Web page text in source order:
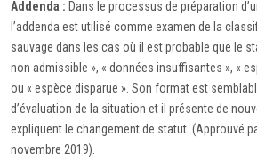
Addenda : Dans le processus de préparation
l’addenda est utilisé comme examen de la
sauvage dans les cas où il est probable que le
non admissible », « données insuffisantes », «
ou « espèce disparue ». Son format est
d’évaluation de la situation et il présente de
expliquent le changement de statut. (Approuvé
novembre 2019).